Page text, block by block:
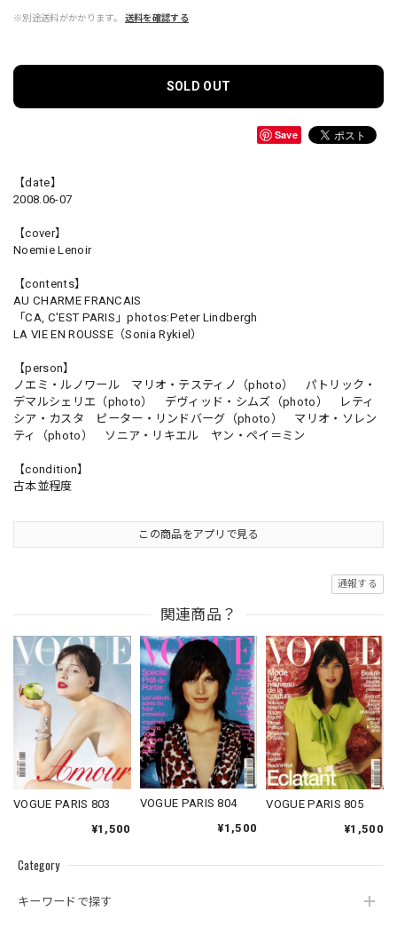
Category
キーワードで探す
※別途送料がかかります。 送料を確認する
SOLD OUT
Save
【date】
2008.06-07
【cover】
Noemie Lenoir
【contents】
AU CHARME FRANCAIS
「CA, C'EST PARIS」photos:Peter Lindbergh
LA VIE EN ROUSSE（Sonia Rykiel）
【person】
ノエミ・ルノワール マリオ・テスティノ（photo） パトリック・
デマルシェリエ（photo） デヴィッド・シムズ（photo） レティ
シア・カスタ ピーター・リンドバーグ（photo） マリオ・ソレン
ティ（photo） ソニア・リキエル ヤン・ペイ＝ミン
【condition】
古本並程度
この商品をアプリで見る
通報する
関連商品？
VOGUE PARIS 803
¥1,500
VOGUE PARIS 804
¥1,500
VOGUE PARIS 805
¥1,500